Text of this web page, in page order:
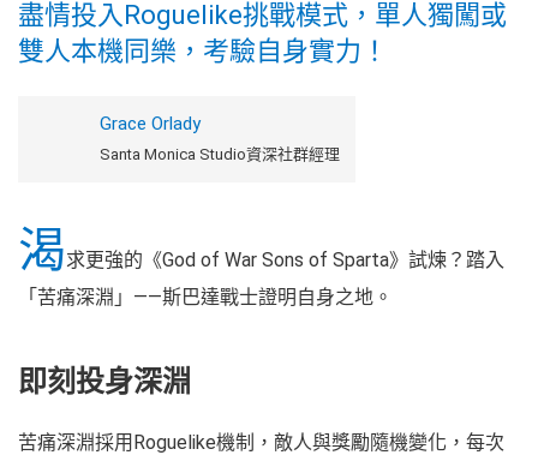
盡情投入Roguelike挑戰模式，單人獨闖或
雙人本機同樂，考驗自身實力！
Grace Orlady
Santa Monica Studio資深社群經理
渴求更強的《God of War Sons of Sparta》試煉？踏入
「苦痛深淵」——斯巴達戰士證明自身之地。
即刻投身深淵
苦痛深淵採用Roguelike機制，敵人與獎勵隨機變化，每次